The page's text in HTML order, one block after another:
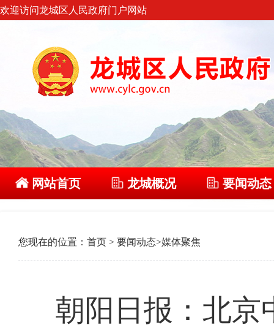
欢迎访问龙城区人民政府门户网站
网站首页 龙城概况 要闻动态
您现在的位置： 首页 > 要闻动态>媒体聚焦
朝阳日报：北京